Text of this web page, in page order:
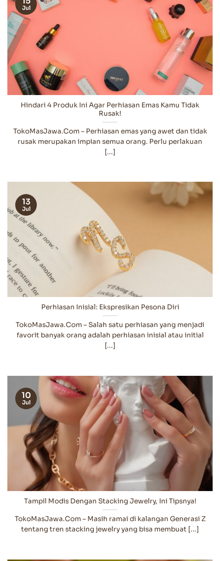
Hindari 4 Produk Ini Agar Perhiasan Emas Kamu Tidak
Rusak!
TokoMasJawa.Com – Perhiasan emas yang awet dan tidak
rusak merupakan impian semua orang. Perlu perlakuan
[...]
Jul
Perhiasan Inisial: Ekspresikan Pesona Diri
TokoMasJawa.Com – Salah satu perhiasan yang menjadi
favorit banyak orang adalah perhiasan inisial atau initial
[...]
13
Jul
Tampil Modis Dengan Stacking Jewelry, Ini Tipsnya!
TokoMasJawa.Com – Masih ramai di kalangan Generasi Z
tentang tren stacking jewelry yang bisa membuat [...]
10
Jul